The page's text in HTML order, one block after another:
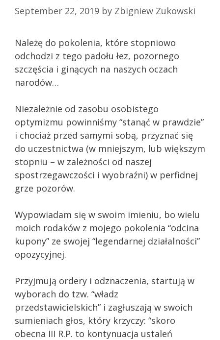
September 22, 2019 by Zbigniew Zukowski
Należę do pokolenia, które stopniowo
odchodzi z tego padołu łez, pozornego
szczęścia i ginących na naszych oczach
narodów…
Niezależnie od zasobu osobistego
optymizmu powinniśmy “stanąć w prawdzie”
i chociaż przed samymi sobą, przyznać się
do uczestnictwa (w mniejszym, lub większym
stopniu – w zależności od naszej
spostrzegawczości i wyobraźni) w perfidnej
grze pozorów.
Wypowiadam się w swoim imieniu, bo wielu
moich rodaków z mojego pokolenia “odcina
kupony” ze swojej “legendarnej działalności”
opozycyjnej.
Przyjmują ordery i odznaczenia, startują w
wyborach do tzw. “władz
przedstawicielskich” i zagłuszają w swoich
sumieniach głos, który krzyczy: “skoro
obecna III R.P. to kontynuacja ustaleń